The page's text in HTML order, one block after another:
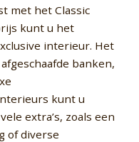
met het Classic
kunt u het
interieur. Het
banken,
kunt u
extra’s, zoals een
of diverse